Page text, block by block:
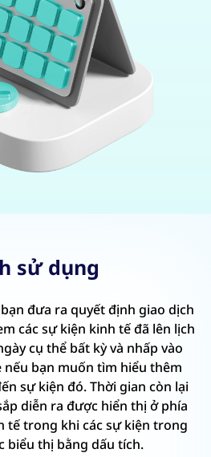
sử dụng
đưa ra quyết định giao dịch
các sự kiện kinh tế đã lên lịch
cụ thể bất kỳ và nhấp vào
bạn muốn tìm hiểu thêm
sự kiện đó. Thời gian còn lại
diễn ra được hiển thị ở phía
tế trong khi các sự kiện trong
biểu thị bằng dấu tích.